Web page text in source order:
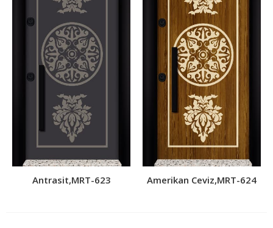
Antrasit,MRT-623 Amerikan Ceviz,MRT-624